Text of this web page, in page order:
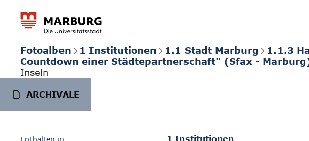
Fotoalben 1 Institutionen 1.1 Stadt Marburg 1.1.3
Countdown einer Städtepartnerschaft" (Sfax -
Inseln
ARCHIVALE
Enthalten in 1 Institutionen